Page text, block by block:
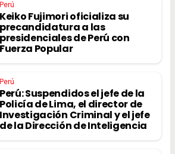
Perú
Keiko Fujimori oficializa su
precandidatura a las
presidenciales de Perú con
Fuerza Popular
Perú
Perú: Suspendidos el jefe de la
Policía de Lima, el director de
Investigación Criminal y el jefe
de la Dirección de Inteligencia